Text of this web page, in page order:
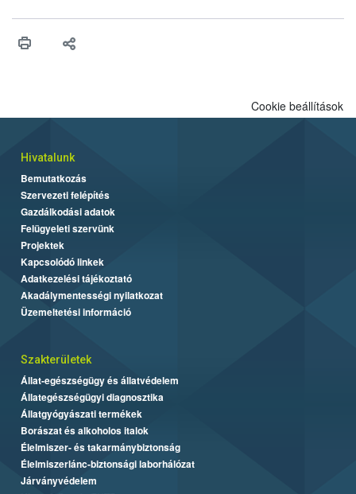
vonni az ebek viselkedésének megítélésében jártas szakértőt.
Cookie beállítások
Hivatalunk
Bemutatkozás
Szervezeti felépítés
Gazdálkodási adatok
Felügyeleti szervünk
Projektek
Kapcsolódó linkek
Adatkezelési tájékoztató
Akadálymentességi nyilatkozat
Üzemeltetési információ
Szakterületek
Állat-egészségügy és állatvédelem
Állategészségügyi diagnosztika
Állatgyógyászati termékek
Borászat és alkoholos italok
Élelmiszer- és takarmánybiztonság
Élelmiszerlánc-biztonsági laborhálózat
Járványvédelem